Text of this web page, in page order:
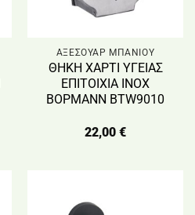
ΑΞΕΣΟΥΑΡ ΜΠΑΝΙΟΥ
ΘΗΚΗ ΧΑΡΤΙ ΥΓΕΙΑΣ
ΕΠΙΤΟΙΧΙΑ ΙΝΟΧ
ΒΟΡΜΑΝΝ BTW9010
22,00 €